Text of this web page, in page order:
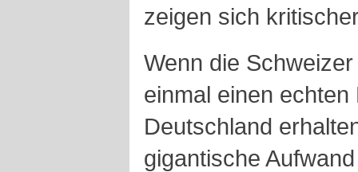
zeigen sich
Wenn die
einmal einen
Deutschland
gigantische